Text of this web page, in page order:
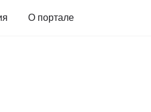
О портале